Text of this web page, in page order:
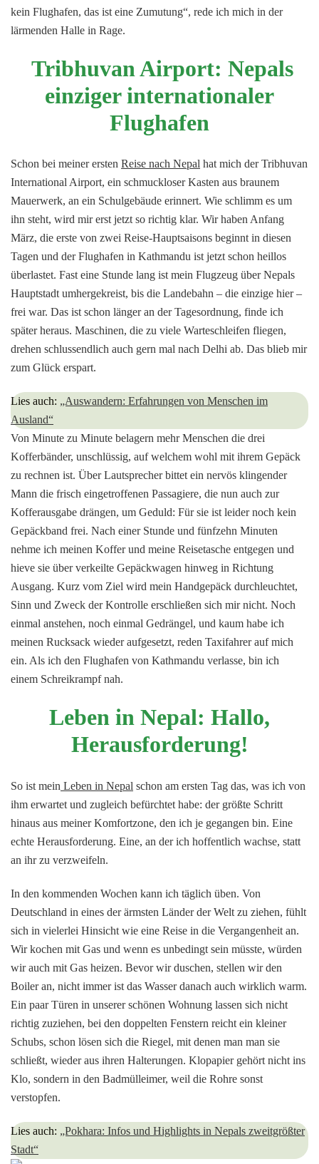
kein Flughafen, das ist eine Zumutung“, rede ich mich in der
lärmenden Halle in Rage.
Tribhuvan Airport: Nepals
einziger internationaler
Flughafen
Schon bei meiner ersten Reise nach Nepal hat mich der Tribhuvan
International Airport, ein schmuckloser Kasten aus braunem
Mauerwerk, an ein Schulgebäude erinnert. Wie schlimm es um
ihn steht, wird mir erst jetzt so richtig klar. Wir haben Anfang
März, die erste von zwei Reise-Hauptsaisons beginnt in diesen
Tagen und der Flughafen in Kathmandu ist jetzt schon heillos
überlastet. Fast eine Stunde lang ist mein Flugzeug über Nepals
Hauptstadt umhergekreist, bis die Landebahn – die einzige hier –
frei war. Das ist schon länger an der Tagesordnung, finde ich
später heraus. Maschinen, die zu viele Warteschleifen fliegen,
drehen schlussendlich auch gern mal nach Delhi ab. Das blieb mir
zum Glück erspart.
Lies auch: „Auswandern: Erfahrungen von Menschen im
Ausland“
Von Minute zu Minute belagern mehr Menschen die drei
Kofferbänder, unschlüssig, auf welchem wohl mit ihrem Gepäck
zu rechnen ist. Über Lautsprecher bittet ein nervös klingender
Mann die frisch eingetroffenen Passagiere, die nun auch zur
Kofferausgabe drängen, um Geduld: Für sie ist leider noch kein
Gepäckband frei. Nach einer Stunde und fünfzehn Minuten
nehme ich meinen Koffer und meine Reisetasche entgegen und
hieve sie über verkeilte Gepäckwagen hinweg in Richtung
Ausgang. Kurz vom Ziel wird mein Handgepäck durchleuchtet,
Sinn und Zweck der Kontrolle erschließen sich mir nicht. Noch
einmal anstehen, noch einmal Gedrängel, und kaum habe ich
meinen Rucksack wieder aufgesetzt, reden Taxifahrer auf mich
ein. Als ich den Flughafen von Kathmandu verlasse, bin ich
einem Schreikrampf nah.
Leben in Nepal: Hallo,
Herausforderung!
So ist mein Leben in Nepal schon am ersten Tag das, was ich von
ihm erwartet und zugleich befürchtet habe: der größte Schritt
hinaus aus meiner Komfortzone, den ich je gegangen bin. Eine
echte Herausforderung. Eine, an der ich hoffentlich wachse, statt
an ihr zu verzweifeln.
In den kommenden Wochen kann ich täglich üben. Von
Deutschland in eines der ärmsten Länder der Welt zu ziehen, fühlt
sich in vielerlei Hinsicht wie eine Reise in die Vergangenheit an.
Wir kochen mit Gas und wenn es unbedingt sein müsste, würden
wir auch mit Gas heizen. Bevor wir duschen, stellen wir den
Boiler an, nicht immer ist das Wasser danach auch wirklich warm.
Ein paar Türen in unserer schönen Wohnung lassen sich nicht
richtig zuziehen, bei den doppelten Fenstern reicht ein kleiner
Schubs, schon lösen sich die Riegel, mit denen man man sie
schließt, wieder aus ihren Halterungen. Klopapier gehört nicht ins
Klo, sondern in den Badmülleimer, weil die Rohre sonst
verstopfen.
Lies auch: „Pokhara: Infos und Highlights in Nepals zweitgrößter
Stadt“